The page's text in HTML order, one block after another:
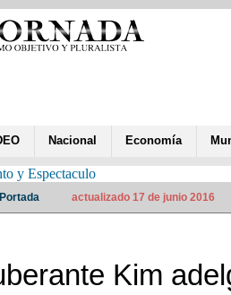
Nacional Economía
actualizado 17 de junio 2016
Kim